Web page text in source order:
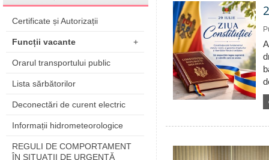
Certificate și Autorizații
Funcții vacante +
Orarul transportului public
Lista sărbătorilor
Deconectări de curent electric
Informații hidrometeorologice
REGULI DE COMPORTAMENT
ÎN SITUAŢII DE URGENŢĂ